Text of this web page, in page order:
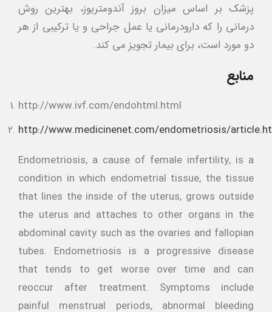
پزشک بر اساس میزان بروز آندومتریوز، بهترین روش
درمانی را که دارودرمانی یا عمل جراحی و یا ترکیبی از هر
دو مورد است، برای بیمار تجویز می کند.
منابع
http://www.ivf.com/endohtml.html
http://www.medicinenet.com/endometriosis/
Endometriosis, a cause of female infertility, is a
condition in which endometrial tissue, the tissue
that lines the inside of the uterus, grows outside
the uterus and attaches to other organs in the
abdominal cavity such as the ovaries and fallopian
tubes. Endometriosis is a progressive disease
that tends to get worse over time and can
reoccur after treatment. Symptoms include
painful menstrual periods, abnormal bleeding